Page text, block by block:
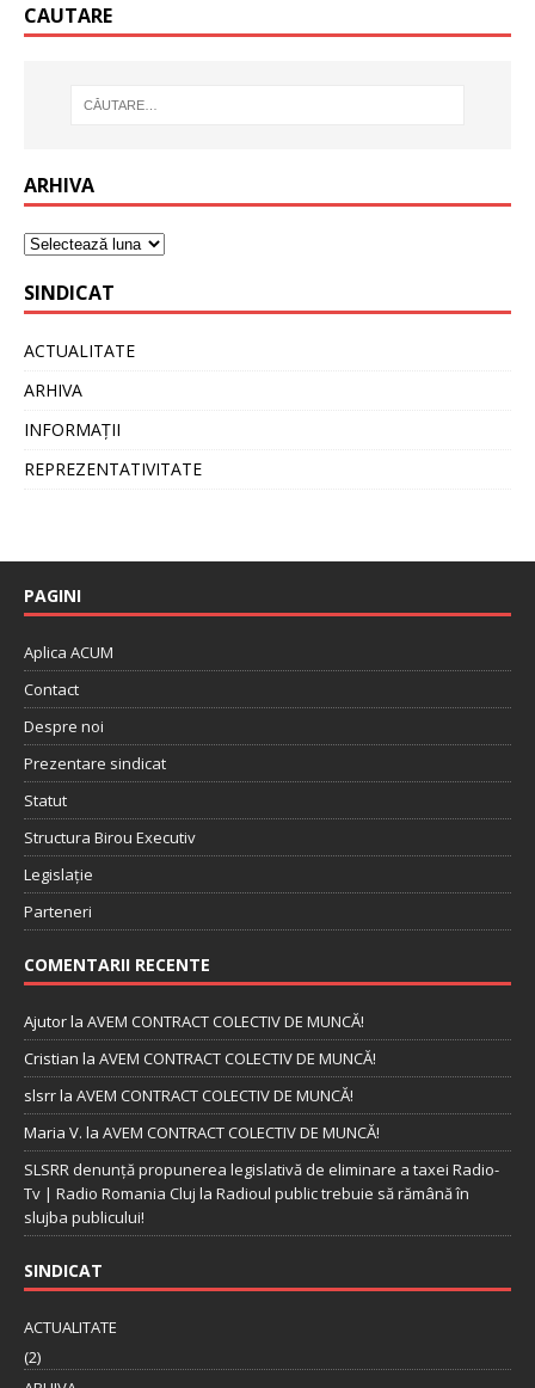
CAUTARE
ARHIVA
SINDICAT
ACTUALITATE
ARHIVA
INFORMAȚII
REPREZENTATIVITATE
PAGINI
Aplica ACUM
Contact
Despre noi
Prezentare sindicat
Statut
Structura Birou Executiv
Legislație
Parteneri
COMENTARII RECENTE
Ajutorla AVEM CONTRACT COLECTIV DE MUNCĂ!
Cristian la AVEM CONTRACT COLECTIV DE MUNCĂ!
slsrrla AVEM CONTRACT COLECTIV DE MUNCĂ!
Maria V. la AVEM CONTRACT COLECTIV DE MUNCĂ!
SLSRR denunţă propunerea legislativă de eliminare a taxei Radio-
Tv | Radio Romania Cluj la Radioul public trebuie să rămână în
slujba publicului!
SINDICAT
ACTUALITATE
(2)